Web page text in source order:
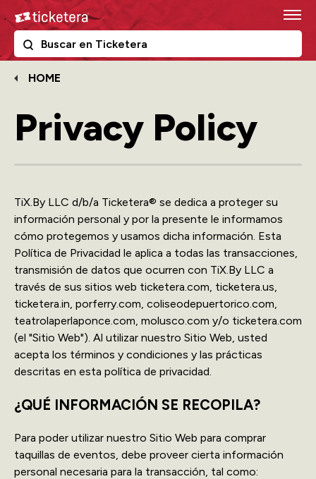
to
content
Accessibility
Buy
Tickets
Ticketera
Ticketera
The following text field filters the results that follow as
HOME
Privacy Policy
TiX.By LLC d/b/a Ticketera® se dedica a proteger su
información personal y por la presente le informamos
cómo protegemos y usamos dicha información. Esta
Política de Privacidad le aplica a todas las transacciones,
transmisión de datos que ocurren con TiX.By LLC a
través de sus sitios web ticketera.com, ticketera.us,
ticketera.in, porferry.com, coliseodepuertorico.com,
teatrolaperlaponce.com, molusco.com y/o ticketera.com
(el "Sitio Web"). Al utilizar nuestro Sitio Web, usted
acepta los términos y condiciones y las prácticas
descritas en esta política de privacidad.
¿QUÉ INFORMACIÓN SE RECOPILA?
Para poder utilizar nuestro Sitio Web para comprar
taquillas de eventos, debe proveer cierta información
personal necesaria para la transacción, tal como: